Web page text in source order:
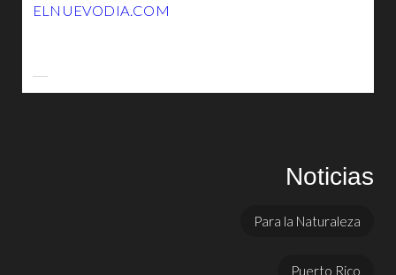
ELNUEVODIA.COM
Noticias
Para la Naturaleza
Puerto Rico